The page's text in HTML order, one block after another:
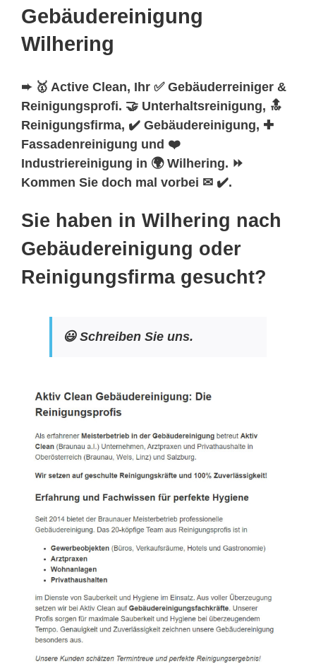
Gebäudereinigung
Wilhering
➨ 🥇 Active Clean, Ihr ✅ Gebäuderreiniger &
Reinigungsprofi. 🤝 Unterhaltsreinigung, 🔝
Reinigungsfirma, ✔️ Gebäudereinigung, ✚
Fassadenreinigung und ❤️
Industriereinigung in 🌍 Wilhering. ⏩
Kommen Sie doch mal vorbei ✉ ✔️.
Sie haben in Wilhering nach
Gebäudereinigung oder
Reinigungsfirma gesucht?
😃 Schreiben Sie uns.